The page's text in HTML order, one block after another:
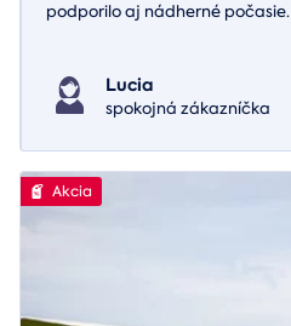
podporilo aj nádherné počasie.
Lucia
spokojná zákazníčka
Akcia